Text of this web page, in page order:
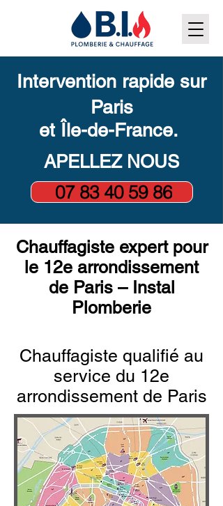
Intervention rapide sur
Paris
et Île-de-France.
APELLEZ NOUS
07 83 40 59 86
Chauffagiste expert pour
le 12e arrondissement
de Paris – Instal
Plomberie
Chauffagiste qualifié au
service du 12e
arrondissement de Paris